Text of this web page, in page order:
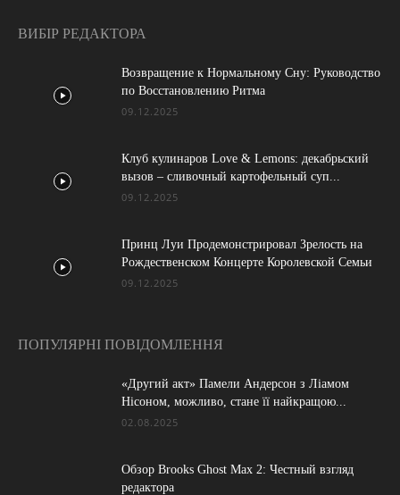
ВИБІР РЕДАКТОРА
Возвращение к Нормальному Сну: Руководство
по Восстановлению Ритма
09.12.2025
Клуб кулинаров Love & Lemons: декабрьский
вызов – сливочный картофельный суп...
09.12.2025
Принц Луи Продемонстрировал Зрелость на
Рождественском Концерте Королевской Семьи
09.12.2025
ПОПУЛЯРНІ ПОВІДОМЛЕННЯ
«Другий акт» Памели Андерсон з Ліамом
Нісоном, можливо, стане її найкращою...
02.08.2025
Обзор Brooks Ghost Max 2: Честный взгляд
редактора